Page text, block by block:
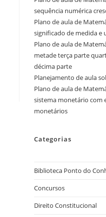
sequência numérica
Plano de aula de
significado de medida e
Plano de aula de
metade terça parte
décima parte
Planejamento de aula
Plano de aula de
sistema monetário com
monetários
Categorias
Biblioteca Ponto do
Concursos
Direito Constitucional